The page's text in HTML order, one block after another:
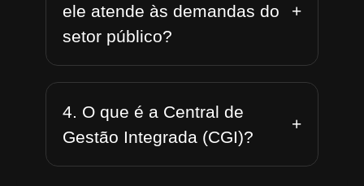
ele atende às demandas do
setor público?
+
4. O que é a Central de
Gestão Integrada (CGI)?
+